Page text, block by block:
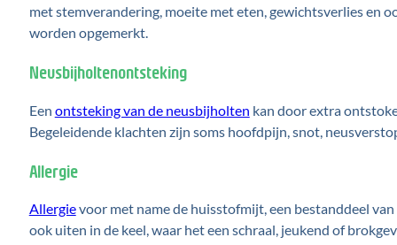
met stemverandering, moeite met eten, gewichtsverlies en
worden opgemerkt.
Neusbijholtenontsteking
Een ontsteking van de neusbijholten kan door extra
Begeleidende klachten zijn soms hoofdpijn, snot,
Allergie
Allergievoor met name de huisstofmijt, een bestanddeel
ook uiten in de keel, waar het een schraal, jeukend of